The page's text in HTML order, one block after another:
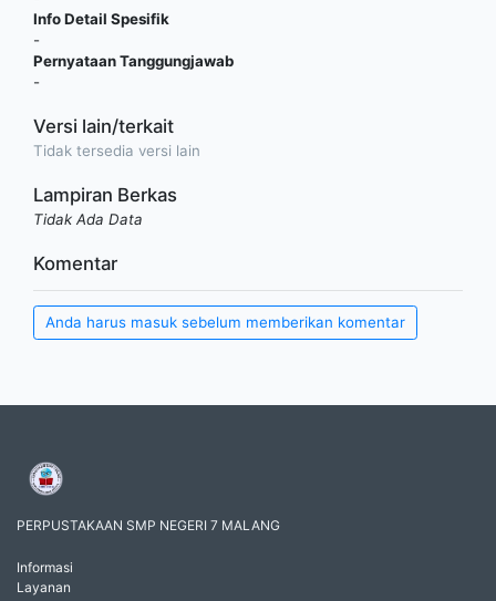
Info Detail Spesifik
-
Pernyataan Tanggungjawab
-
Versi lain/terkait
Tidak tersedia versi lain
Lampiran Berkas
Tidak Ada Data
Komentar
Anda harus masuk sebelum memberikan komentar
PERPUSTAKAAN SMP NEGERI 7 MALANG
Informasi
Layanan